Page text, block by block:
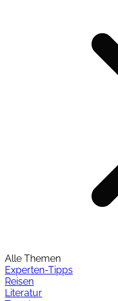
Alle Themen
Experten-Tipps
Reisen
Literatur